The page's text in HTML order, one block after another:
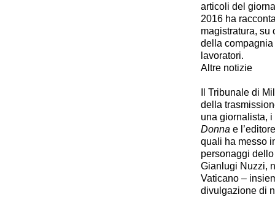
articoli del
2016 ha
magistratura, su
della
lavoratori.
Altre notizie
Il Tribunale di
della
una giornalista,
Donna e
quali ha messo
personaggi
Gianlugi Nuzzi,
Vaticano –
divulgazione di